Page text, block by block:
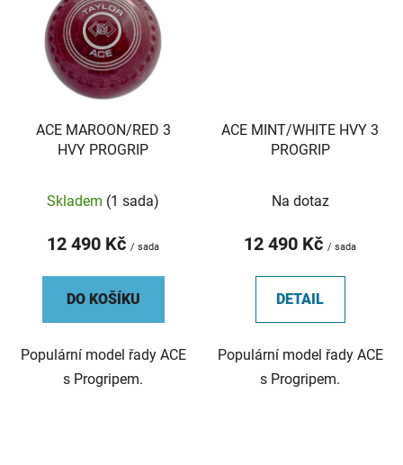
ACE MAROON/RED 3
HVY PROGRIP
Skladem (1 sada)
12 490 Kč / sada
DO KOŠÍKU
Populární model řady ACE
s Progripem.
ACE MINT/WHITE HVY 3
PROGRIP
Na dotaz
12 490 Kč / sada
DETAIL
Populární model řady ACE
s Progripem.